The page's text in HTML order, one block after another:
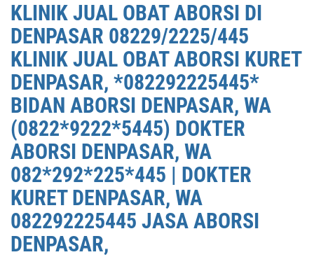
KLINIK JUAL OBAT ABORSI DI
DENPASAR 08229/2225/445
KLINIK JUAL OBAT ABORSI KURET
DENPASAR, *082292225445*
BIDAN ABORSI DENPASAR, WA
(0822*9222*5445) DOKTER
ABORSI DENPASAR, WA
082*292*225*445 | DOKTER
KURET DENPASAR, WA
082292225445 JASA ABORSI
DENPASAR,